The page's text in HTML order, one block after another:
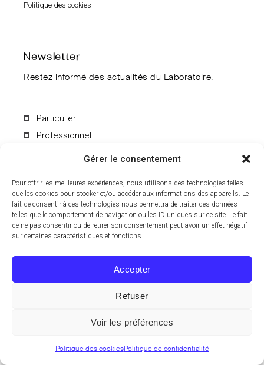
Gérer le consentement
Pour offrir les meilleures expériences, nous utilisons des technologies telles
que les cookies pour stocker et/ou accéder aux informations des appareils. Le
fait de consentir à ces technologies nous permettra de traiter des données
telles que le comportement de navigation ou les ID uniques sur ce site. Le fait
de ne pas consentir ou de retirer son consentement peut avoir un effet négatif
sur certaines caractéristiques et fonctions.
Accepter
Refuser
Voir les préférences
Politique des cookiesPolitique de confidentialité
Politique des cookies
Newsletter
Restez informé des actualités du Laboratoire.
Particulier
Professionnel
En soumettant le formulaire, vous acceptez de recevoir par e-mail les
informations du Laboratoire CCD. Vous pouvez vous désinscrire à
tout moment. Pour en savoir plus sur le traitement de vos données
personnelles, consultez notrepolitique de confidentialité.